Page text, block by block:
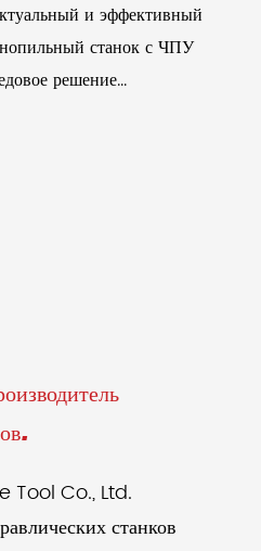
и эффективный
станок с ЧПУ
решение...
Tool Co., Ltd.
станков